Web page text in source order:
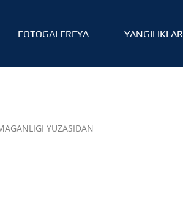
FOTOGALEREYA YANGILIKLAR
YUZASIDAN